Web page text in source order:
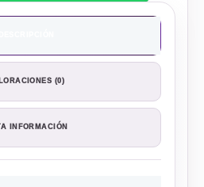
(0)
INFORMACIÓN